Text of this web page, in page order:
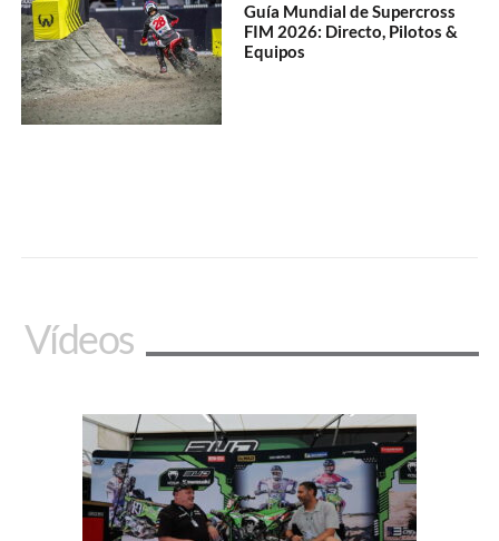
Guía Mundial de Supercross
FIM 2026: Directo, Pilotos &
Equipos
Vídeos